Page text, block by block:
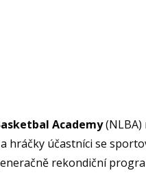
Academy(NLBA)
hráčky účastníci se
rekondiční